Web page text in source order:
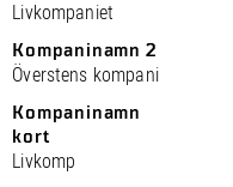
Livkompaniet
Kompaninamn 2
Överstens kompani
Kompaninamn
kort
Livkomp